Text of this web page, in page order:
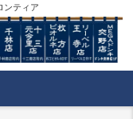
ンティア